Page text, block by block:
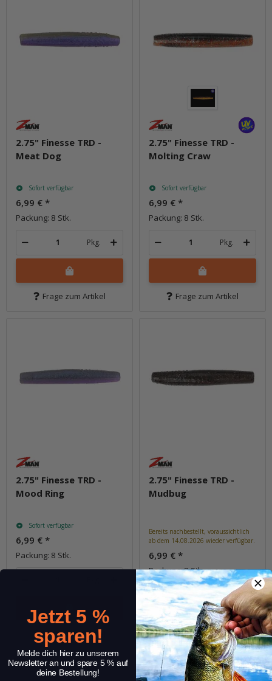
2.75" Finesse TRD -
Meat Dog
Sofort verfügbar
6,99 € *
Packung: 8 Stk.
Pkg.
Frage zum Artikel
2.75" Finesse TRD -
Molting Craw
Sofort verfügbar
6,99 € *
Packung: 8 Stk.
Pkg.
Frage zum Artikel
2.75" Finesse TRD -
Mood Ring
Sofort verfügbar
6,99 € *
Packung: 8 Stk.
Frage zum Artikel
2.75" Finesse TRD -
Mudbug
Bereits nachbestellt, voraussichtlich
ab dem 14.08.2026 wieder verfügbar.
6,99 € *
Packung: 8 Stk.
E-Mail wenn
verfügbar
Frage zum Artikel
Jetzt 5 %
sparen!
Melde dich hier zu unserem
Newsletter an und spare 5 % auf
deine Bestellung!